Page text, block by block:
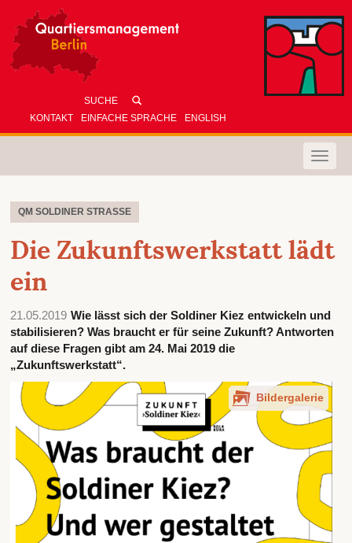
KONTAKT EINFACHE SPRACHE ENGLISH
Toggle
QM SOLDINER STRASSE
Die Zukunftswerkstatt lädt
ein
21.05.2019 Wie lässt sich der Soldiner Kiez entwickeln und
stabilisieren? Was braucht er für seine Zukunft? Antworten
auf diese Fragen gibt am 24. Mai 2019 die
„Zukunftswerkstatt“.
Bildergalerie